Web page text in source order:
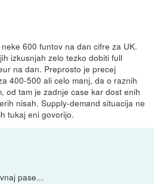
600 funtov na dan cifre za UK.
izkusnjah zelo tezko dobiti full
na dan. Preprosto je precej
400-500 ali celo manj, da o raznih
od tam je zadnje case kar dost enih
nisah. Supply-demand situacija ne
tukaj eni govorijo.
pase...